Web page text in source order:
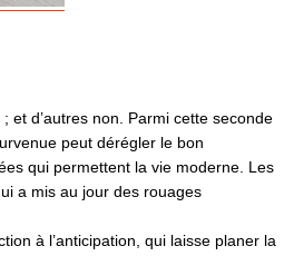
et d’autres non. Parmi cette seconde
peut dérégler le bon
qui permettent la vie moderne. Les
a mis au jour des rouages
à l’anticipation, qui laisse planer la